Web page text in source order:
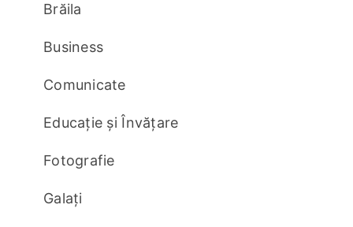
Brăila
Business
Comunicate
Educație și Învățare
Fotografie
Galați